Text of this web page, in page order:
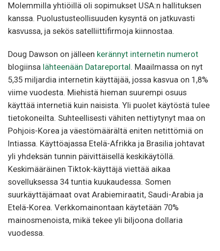
Molemmilla yhtiöillä oli sopimukset USA:n hallituksen
kanssa. Puolustusteollisuuden kysyntä on jatkuvasti
kasvussa, ja sekös satelliittifirmoja kiinnostaa.
Doug Dawson on jälleen kerännyt internetin numerot
blogiinsa lähteenään Datareportal. Maailmassa on nyt
5,35 miljardia internetin käyttäjää, jossa kasvua on 1,8%
viime vuodesta. Miehistä hieman suurempi osuus
käyttää internetiä kuin naisista. Yli puolet käytöstä tulee
tietokoneilta. Suhteellisesti vähiten nettiytynyt maa on
Pohjois-Korea ja väestömäärältä eniten netittömiä on
Intiassa. Käyttöajassa Etelä-Afrikka ja Brasilia johtavat
yli yhdeksän tunnin päivittäisellä keskikäytöllä.
Keskimääräinen Tiktok-käyttäjä viettää aikaa
sovelluksessa 34 tuntia kuukaudessa. Somen
suurkäyttäjämaat ovat Arabiemiraatit, Saudi-Arabia ja
Etelä-Korea. Verkkomainontaan käytetään 70%
mainosmenoista, mikä tekee yli biljoona dollaria
vuodessa.